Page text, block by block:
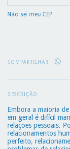
Não sei meu CEP
COMPARTILHAR
DESCRIÇÃO
Embora a maioria
em geral é difícil
relações pessoais.
relacionamentos
perfeito,